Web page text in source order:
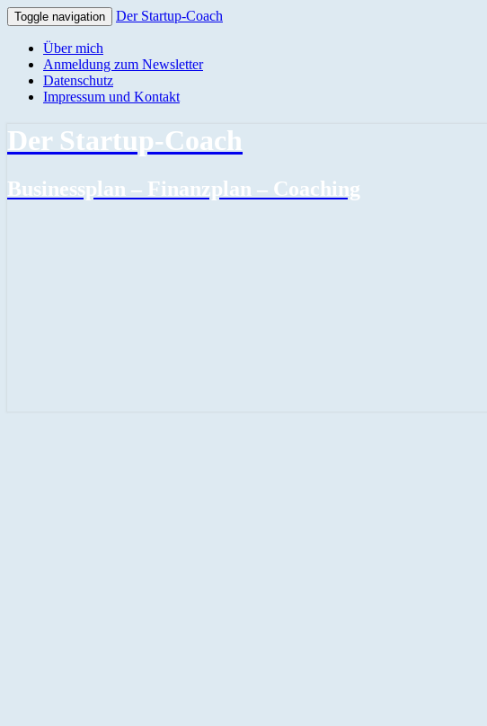
Toggle navigation Der Startup-Coach
Über mich
Anmeldung zum Newsletter
Datenschutz
Impressum und Kontakt
Der Startup-Coach
Businessplan – Finanzplan – Coaching